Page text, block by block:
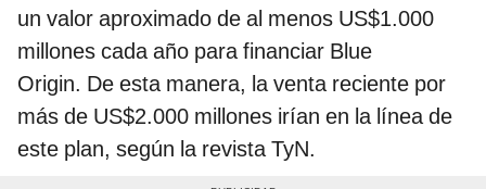
un valor aproximado de al menos US$1.000
millones cada año para financiar Blue
Origin. De esta manera, la venta reciente por
más de US$2.000 millones irían en la línea de
este plan, según la revista TyN.